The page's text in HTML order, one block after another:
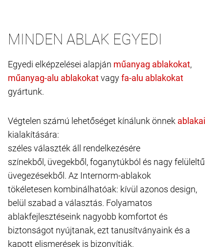
MINDEN ABLAK EGYEDI
Egyedi elképzelései alapján
,
vagy
gyártunk.
Végtelen számú lehetőséget kínálunk önnek
kialakítására:
széles választék áll rendelkezésére
színekből, üvegekből, foganytúkból és nagy felüleltű
üvegezésekből. Az Internorm-ablakok
tökéletesen kombinálhatóak: kívül azonos design,
belül szabad a választás. Folyamatos
ablakfejlesztéseink nagyobb komfortot és
biztonságot nyújtanak, ezt tanusítványaink és a
kapott elismerések is bizonyítják.